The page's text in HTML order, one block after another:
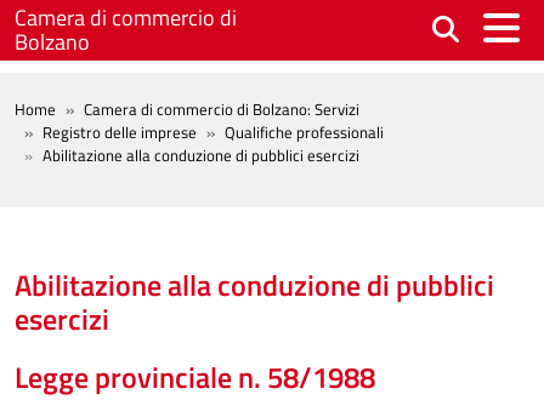
Salta al contenuto principale
Camera di commercio di
Bolzano
BREADCRUMB
Home
Camera di commercio di Bolzano: Servizi
Registro delle imprese
Qualifiche professionali
Abilitazione alla conduzione di pubblici esercizi
Abilitazione alla conduzione di pubblici
esercizi
Legge provinciale n. 58/1988